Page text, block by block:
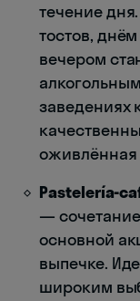
течение
тостов,
вечером
заведениях
оживлённая
Pastelería-
—
основной
выпечке.
широким